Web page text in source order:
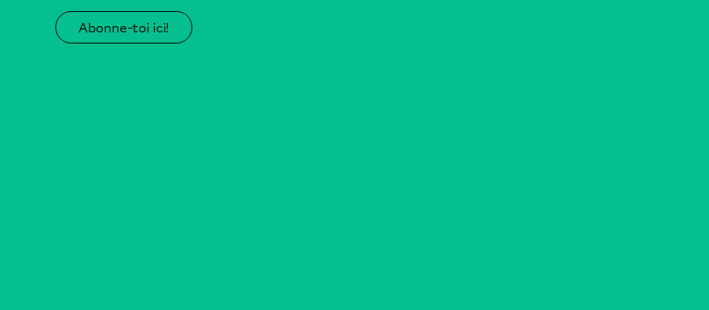
Abonne-toi ici!